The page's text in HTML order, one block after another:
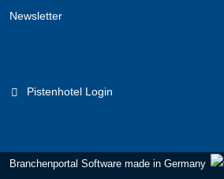
Newsletter
Pistenhotel Login
Branchenportal Software made in Germany